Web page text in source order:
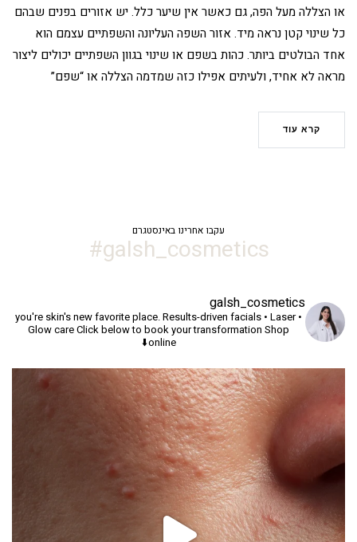
או הצללה מעל הפה, גם כאשר אין שיער כלל. יש אזורים בפנים שבהם
כל שינוי קטן נראה מיד. אזור השפה העליונה והשפתיים עצמם הוא
אחד הבולטים ביותר. כהות בשפם או שינוי בגוון השפתיים יכולים ליצור
מראה לא אחיד, ולעיתים אפילו כזה שמדמה הצללה או “שפם”
קרא עוד
עקבו אחרינו באינסטגרם
galsh_cosmetics#
galsh_cosmetics
you're skin's new favorite place.Results-driven facials • Laser •
Glow careClick below to book your transformation Shop
online⬇️